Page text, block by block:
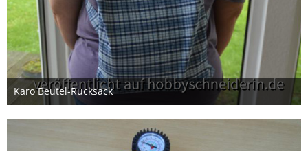
Karo Beutel-Rucksack
4. August 2024